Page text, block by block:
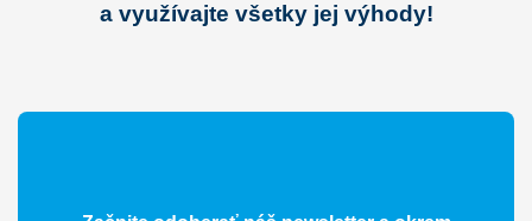
a využívajte všetky jej výhody!